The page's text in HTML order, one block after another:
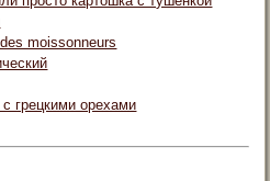
moissonneurs
грецкими орехами